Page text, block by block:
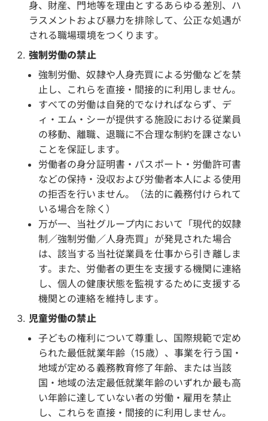
身、財産、門地等を理由とするあらゆる差別、ハ
ラスメントおよび暴力を排除して、公正な処遇が
される職場環境をつくります。
強制労働の禁止
強制労働、奴隷や人身売買による労働などを禁
止し、これらを直接・間接的に利用しません。
すべての労働は自発的でなければならず、デ
ィ・エム・シーが提供する施設における従業員
の移動、離職、退職に不合理な制約を課さない
ことを保証します。
労働者の身分証明書・パスポート・労働許可書
などの保持・没収および労働者本人による使用
の拒否を行いません。（法的に義務付けられて
いる場合を除く）
万が一、当社グループ内において「現代的奴隷
制／強制労働／人身売買」が発見された場合
は、該当する当社従業員を仕事から引き離しま
す。また、労働者の更生を支援する機関に連絡
し、個人の健康状態を監視するために支援する
機関との連絡を維持します。
児童労働の禁止
子どもの権利について尊重し、国際規範で定め
られた最低就業年齢（15歳）、事業を行う国・
地域が定める義務教育修了年齢、または当該
国・地域の法定最低就業年齢のいずれか最も高
い年齢に達していない者の労働・雇用を禁止
し、これらを直接・間接的に利用しません。